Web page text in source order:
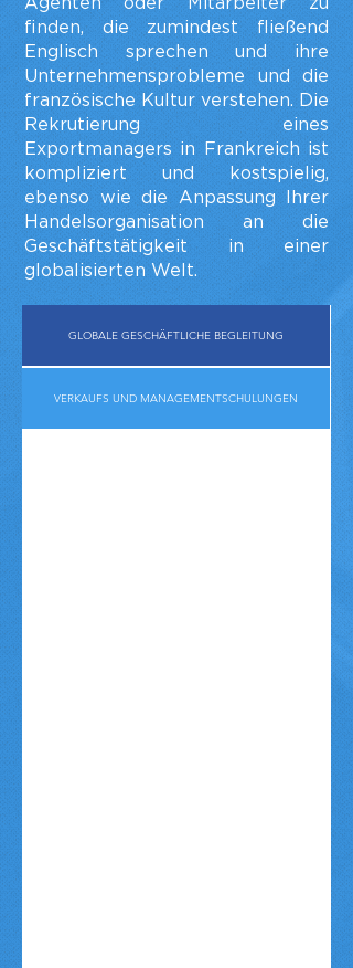
finden, die zumindest fließend
Englisch sprechen und ihre
Unternehmensprobleme und die
französische Kultur verstehen. Die
Rekrutierung eines
Exportmanagers in Frankreich ist
kompliziert und kostspielig,
ebenso wie die Anpassung Ihrer
Handelsorganisation an die
Geschäftstätigkeit in einer
globalisierten Welt.
GLOBALE GESCHÄFTLICHE BEGLEITUNG
VERKAUFS UND MANAGEMENTSCHULUNGEN